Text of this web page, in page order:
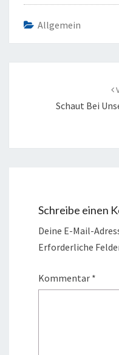
Allgemein
Schaut Bei
Schreibe einen
Deine E-Mail-
Erforderliche
Kommentar *